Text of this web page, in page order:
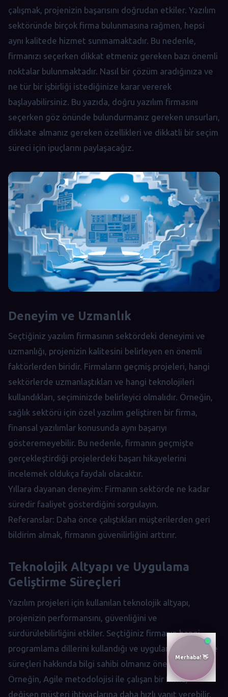
çalışmak, projenizin başarısını doğrudan etkiler. Yazılım
sektöründe birçok firma bulunmasına rağmen, hepsi
aynı kalitede hizmet sunmamaktadır. Bu nedenle,
firmanızı seçerken dikkat etmeniz gereken bazı önemli
noktalar bulunmaktadır. Nasıl bir çözüm aradığınıza ve
ne tür bir işbirliği istediğinize karar vererek
başlayabilirsiniz. Bu yazıda, doğru yazılım firmasını
seçerken göz önünde bulundurmanız gereken unsurları,
dikkate almanız gereken özellikleri ve dikkatli bir seçim
süreci için ipuçlarını paylaşacağız.
Deneyim ve Uzmanlık
Seçtiğiniz yazılım firmasının sektördeki deneyimi ve
uzmanlığı, projenizin kalitesini belirleyen en önemli
faktörlerden biridir. Firmaların geçmiş projeleri, hangi
sektörlerde uzmanlaştıkları ve hangi teknolojileri
kullandıkları, seçiminizde belirleyici olmalıdır. Örneğin,
sağlık sektörü için özel yazılım geliştiren bir firma,
finansal yazılımlar konusunda aynı başarıyı
gösteremeyebilir. Bu nedenle, firmanın geçmişte
gerçekleştirdiği projelerdeki başarı hikayelerini
incelemek oldukça faydalı olacaktır.
Yıllara dayanan deneyim: Firmanın sektörde ne kadar
süredir faaliyet gösterdiğini sorgulayın.
Referanslar: Daha önce çalıştıkları müşterilerden geri
bildirim almak, firmanın güvenilirliğini arttırır.
Teknolojik Altyapı ve Uygulama
Geliştirme Süreçleri
Yazılım projeleri için kullanılan teknolojik altyapı,
projenizin performansını, güvenliğini ve
sürdürülebilirliğini etkiler. Seçtiğiniz firmanın hangi
programlama dillerini kullandığı ve uygulama geliştirme
süreçleri hakkında bilgi sahibi olmanız önemlidir.
Örneğin, Agile metodolojisi ile çalışan bir firma,
değişen müşteri ihtiyaçlarına daha hızlı yanıt verebilir.